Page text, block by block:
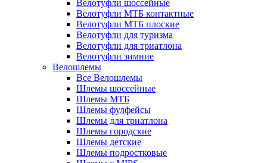
Велотуфли шоссейные
Велотуфли МТБ контактные
Велотуфли МТБ плоские
Велотуфли для туризма
Велотуфли для триатлона
Велотуфли зимние
Велошлемы
Все Велошлемы
Шлемы шоссейные
Шлемы МТБ
Шлемы фулфейсы
Шлемы для триатлона
Шлемы городские
Шлемы детские
Шлемы подростковые